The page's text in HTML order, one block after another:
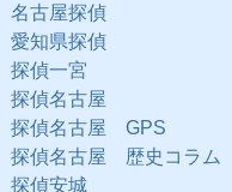
名古屋探偵
愛知県探偵
探偵一宮
探偵名古屋
探偵名古屋 GPS
探偵名古屋 歴史コラム
探偵安城